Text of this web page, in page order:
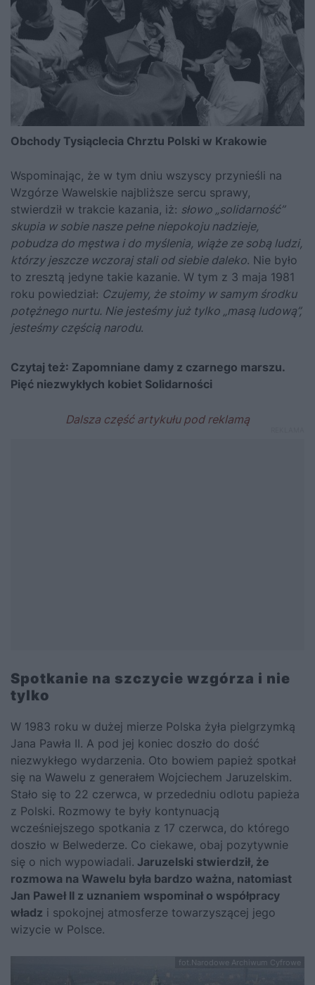
Obchody Tysiąclecia Chrztu Polski w Krakowie
Wspominając, że w tym dniu wszyscy przynieśli na
Wzgórze Wawelskie najbliższe sercu sprawy,
stwierdził w trakcie kazania, iż: słowo „solidarność”
skupia w sobie nasze pełne niepokoju nadzieje,
pobudza do męstwa i do myślenia, wiąże ze sobą ludzi,
którzy jeszcze wczoraj stali od siebie daleko. Nie było
to zresztą jedyne takie kazanie. W tym z 3 maja 1981
roku powiedział: Czujemy, że stoimy w samym środku
potężnego nurtu. Nie jesteśmy już tylko „masą ludową”,
jesteśmy częścią narodu.
Czytaj też: Zapomniane damy z czarnego marszu.
Pięć niezwykłych kobiet Solidarności
Spotkanie na szczycie wzgórza i nie
tylko
W 1983 roku w dużej mierze Polska żyła pielgrzymką
Jana Pawła II. A pod jej koniec doszło do dość
niezwykłego wydarzenia. Oto bowiem papież spotkał
się na Wawelu z generałem Wojciechem Jaruzelskim.
Stało się to 22 czerwca, w przededniu odlotu papieża
z Polski. Rozmowy te były kontynuacją
wcześniejszego spotkania z 17 czerwca, do którego
doszło w Belwederze. Co ciekawe, obaj pozytywnie
się o nich wypowiadali. Jaruzelski stwierdził, że
rozmowa na Wawelu była bardzo ważna, natomiast
Jan Paweł II z uznaniem wspominał o współpracy
władz i spokojnej atmosferze towarzyszącej jego
wizycie w Polsce.
fot.Narodowe Archiwum Cyfrowe